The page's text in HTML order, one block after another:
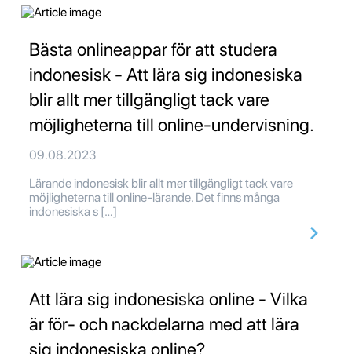
Bästa onlineappar för att studera
indonesisk - Att lära sig indonesiska
blir allt mer tillgängligt tack vare
möjligheterna till online-undervisning.
09.08.2023
Lärande indonesisk blir allt mer tillgängligt tack vare
möjligheterna till online-lärande. Det finns många
indonesiska s […]
Att lära sig indonesiska online - Vilka
är för- och nackdelarna med att lära
sig indonesiska online?